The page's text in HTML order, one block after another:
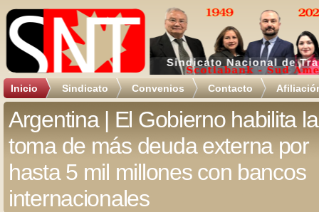
Inicio Sindicato Convenios Contacto
Argentina | El Gobierno habilita la
toma de más deuda externa por
hasta 5 mil millones con bancos
internacionales